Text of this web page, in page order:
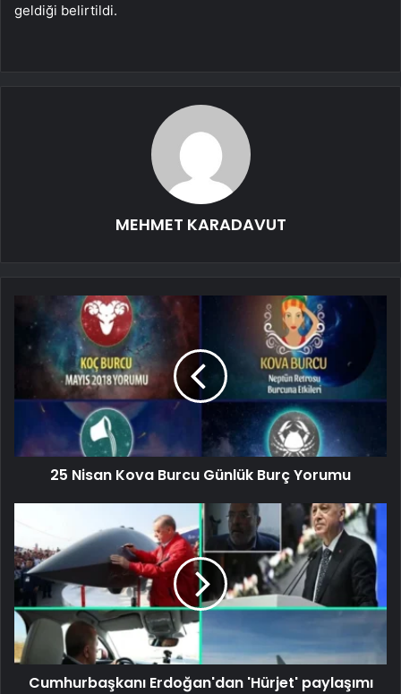
geldiği belirtildi.
MEHMET KARADAVUT
25 Nisan Kova Burcu Günlük Burç Yorumu
Cumhurbaşkanı Erdoğan'dan 'Hürjet' paylaşımı